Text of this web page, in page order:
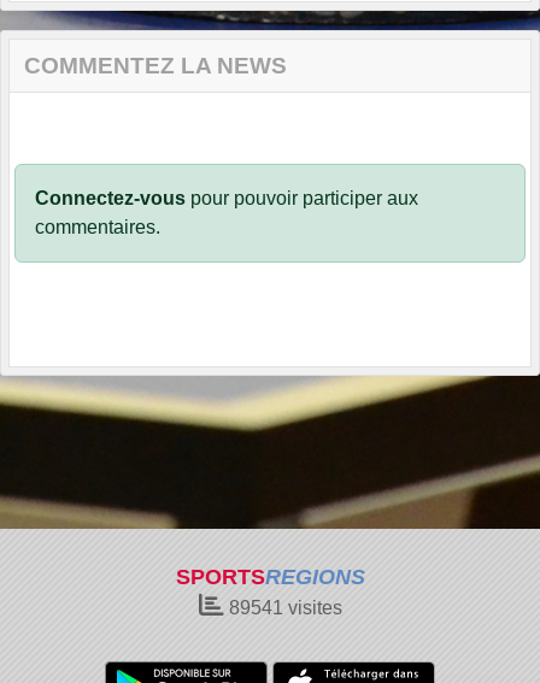
COMMENTEZ LA NEWS
Connectez-vous pour pouvoir participer aux
commentaires.
SPORTSREGIONS
89541 visites